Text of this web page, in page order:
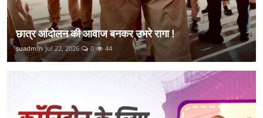
छात्र आंदोलन की आवाज बनकर उभरे रागा !
suadmin Jul 22, 2026 0 44